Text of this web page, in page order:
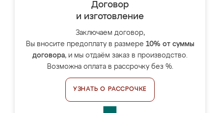
Договор
и изготовление
Заключаем договор,
Вы вносите предоплату в размере 10% от суммы
договора, и мы отдаём заказ в производство.
Возможна оплата в рассрочку без %.
УЗНАТЬ О РАССРОЧКЕ